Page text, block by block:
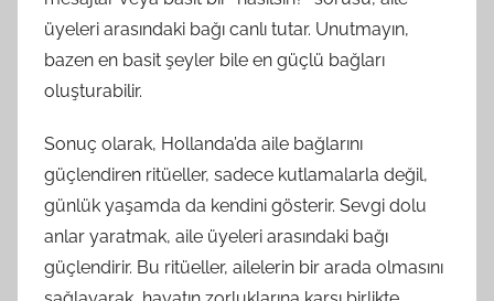
üyeleri arasındaki bağı canlı tutar. Unutmayın,
bazen en basit şeyler bile en güçlü bağları
oluşturabilir.
Sonuç olarak, Hollanda’da aile bağlarını
güçlendiren ritüeller, sadece kutlamalarla değil,
günlük yaşamda da kendini gösterir. Sevgi dolu
anlar yaratmak, aile üyeleri arasındaki bağı
güçlendirir. Bu ritüeller, ailelerin bir arada olmasını